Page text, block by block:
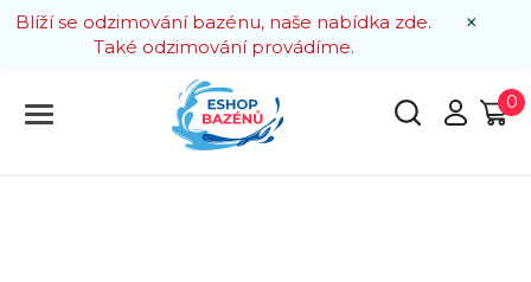
×
Blíží se odzimování bazénu, naše nabídka zde.
Také odzimování provádíme.
0